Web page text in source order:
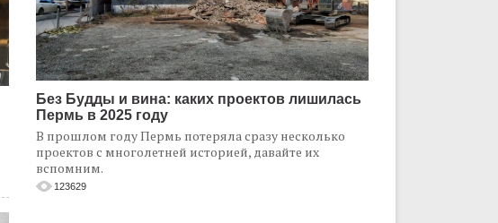
Без Будды и вина: каких проектов лишилась
Пермь в 2025 году
В прошлом году Пермь потеряла сразу несколько
проектов с многолетней историей, давайте их
вспомним.
123629